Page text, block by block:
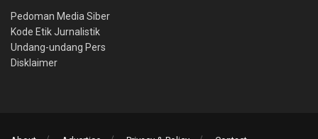
Pedoman Media Siber
Kode Etik Jurnalistik
Undang-undang Pers
Disklaimer